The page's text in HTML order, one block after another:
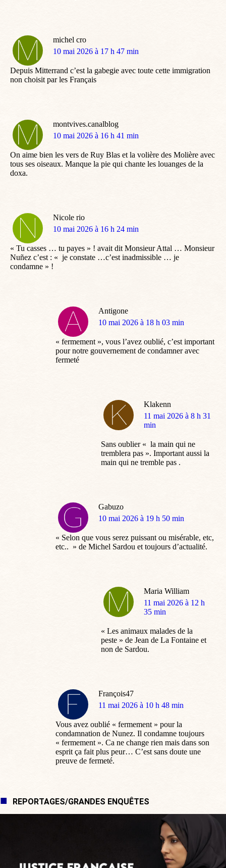
michel cro
dit
10 mai 2026 à 17 h 47 min
Depuis Mitterrand c’est la gabegie avec toute cette immigration
non choisit par les Français
montvives.canalblog
dit
10 mai 2026 à 16 h 41 min
On aime bien les vers de Ruy Blas et la volière des Molière avec
tous ses oiseaux. Manque la pie qui chante les louanges de la
doxa.
Nicole rio
dit
10 mai 2026 à 16 h 24 min
« Tu casses … tu payes » ! avait dit Monsieur Attal … Monsieur
Nuñez c’est : « je constate …c’est inadmissible … je
condamne » !
Antigone
dit
10 mai 2026 à 18 h 03 min
« fermement », vous l’avez oublié, c’est important
pour notre gouvernement de condamner avec
fermeté
Klakenn
dit
:
11 mai 2026 à 8 h 31
min
Sans oublier « la main qui ne
tremblera pas ». Important aussi la
main qui ne tremble pas .
Gabuzo
dit
10 mai 2026 à 19 h 50 min
« Selon que vous serez puissant ou misérable, etc,
etc.. » de Michel Sardou et toujours d’actualité.
Maria William
dit
:
11 mai 2026 à 12 h
35 min
« Les animaux malades de la
peste » de Jean de La Fontaine et
non de Sardou.
François47
dit
11 mai 2026 à 10 h 48 min
Vous avez oublié « fermement » pour la
condamnation de Nunez. Il condamne toujours
« fermement ». Ca ne change rien mais dans son
esprit ça fait plus peur… C’est sans doute une
preuve de fermeté.
REPORTAGES/GRANDES ENQUÊTES